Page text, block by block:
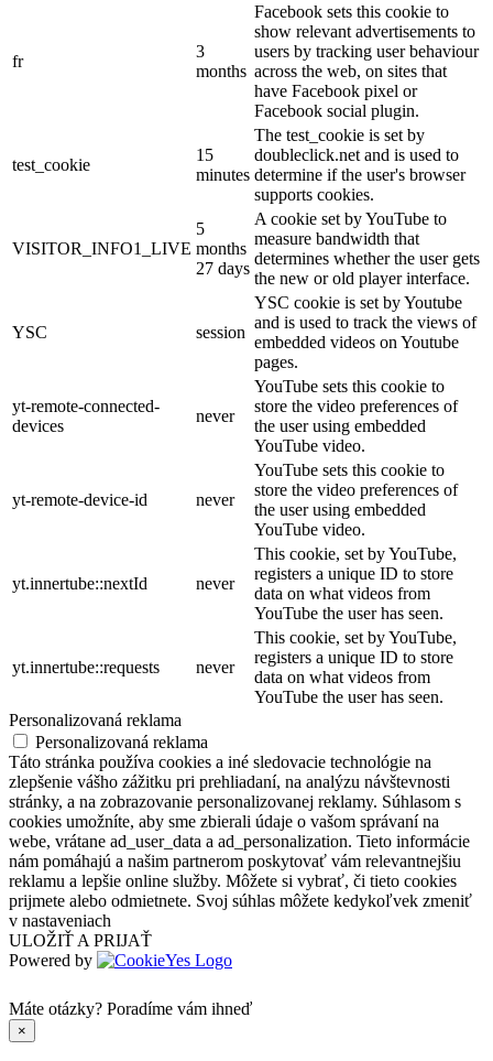
fr
3
months
Facebook sets this cookie to
show relevant advertisements to
users by tracking user behaviour
across the web, on sites that
have Facebook pixel or
Facebook social plugin.
test_cookie
15
minutes
The test_cookie is set by
doubleclick.net and is used to
determine if the user's browser
supports cookies.
VISITOR_INFO1_LIVE
5
months
27 days
A cookie set by YouTube to
measure bandwidth that
determines whether the user gets
the new or old player interface.
YSC session
YSC cookie is set by Youtube
and is used to track the views of
embedded videos on Youtube
pages.
yt-remote-connected-
devices
never
YouTube sets this cookie to
store the video preferences of
the user using embedded
YouTube video.
yt-remote-device-id never
YouTube sets this cookie to
store the video preferences of
the user using embedded
YouTube video.
yt.innertube::nextId never
This cookie, set by YouTube,
registers a unique ID to store
data on what videos from
YouTube the user has seen.
yt.innertube::requests never
This cookie, set by YouTube,
registers a unique ID to store
data on what videos from
YouTube the user has seen.
Personalizovaná reklama
Personalizovaná reklama
Táto stránka používa cookies a iné sledovacie technológie na
zlepšenie vášho zážitku pri prehliadaní, na analýzu návštevnosti
stránky, a na zobrazovanie personalizovanej reklamy. Súhlasom s
cookies umožníte, aby sme zbierali údaje o vašom správaní na
webe, vrátane ad_user_data a ad_personalization. Tieto informácie
nám pomáhajú a našim partnerom poskytovať vám relevantnejšiu
reklamu a lepšie online služby. Môžete si vybrať, či tieto cookies
prijmete alebo odmietnete. Svoj súhlas môžete kedykoľvek zmeniť
v nastaveniach
ULOŽIŤ A PRIJAŤ
Powered by
Máte otázky? Poradíme vám ihneď
×